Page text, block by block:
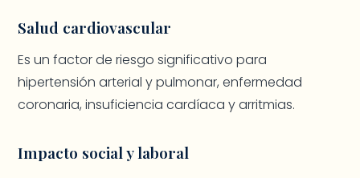
Salud cardiovascular
Es un factor de riesgo significativo para
hipertensión arterial y pulmonar, enfermedad
coronaria, insuficiencia cardíaca y arritmias.
Impacto social y laboral